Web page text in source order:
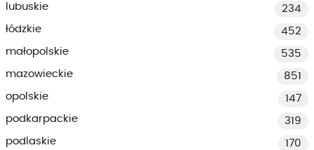
lubuskie
234
łódzkie
452
małopolskie
535
mazowieckie
851
opolskie
147
podkarpackie
319
podlaskie
170